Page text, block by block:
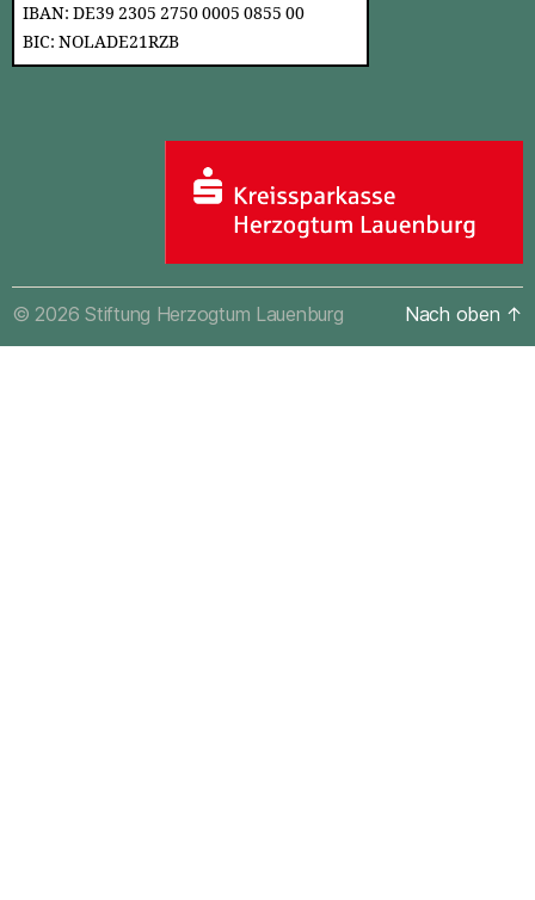
IBAN: DE39 2305 2750 0005 0855 00
BIC: NOLADE21RZB
© 2026Stiftung Herzogtum Lauenburg Nach oben ↑